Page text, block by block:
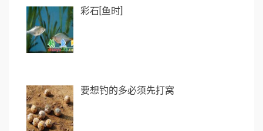
彩石[鱼时]
要想钓的多必须先打窝